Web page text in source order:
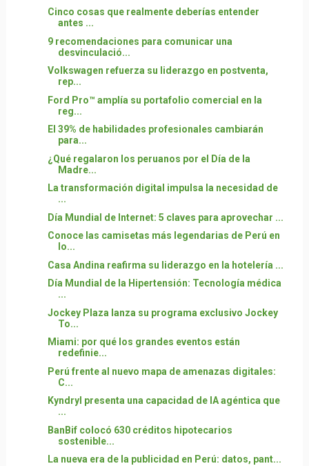
Cinco cosas que realmente deberías entender
antes ...
9 recomendaciones para comunicar una
desvinculació...
Volkswagen refuerza su liderazgo en postventa,
rep...
Ford Pro™ amplía su portafolio comercial en la
reg...
El 39% de habilidades profesionales cambiarán
para...
¿Qué regalaron los peruanos por el Día de la
Madre...
La transformación digital impulsa la necesidad de
...
Día Mundial de Internet: 5 claves para aprovechar ...
Conoce las camisetas más legendarias de Perú en
lo...
Casa Andina reafirma su liderazgo en la hotelería ...
Día Mundial de la Hipertensión: Tecnología médica
...
Jockey Plaza lanza su programa exclusivo Jockey
To...
Miami: por qué los grandes eventos están
redefinie...
Perú frente al nuevo mapa de amenazas digitales:
C...
Kyndryl presenta una capacidad de IA agéntica que
...
BanBif colocó 630 créditos hipotecarios
sostenible...
La nueva era de la publicidad en Perú: datos, pant...